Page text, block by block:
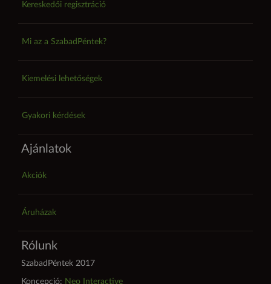
Kereskedői regisztráció
Mi az a SzabadPéntek?
Kiemelési lehetőségek
Gyakori kérdések
Ajánlatok
Akciók
Áruházak
Rólunk
SzabadPéntek 2017
Koncepció: Neo Interactive